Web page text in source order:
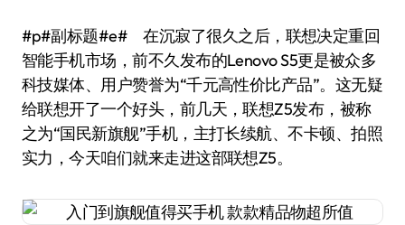
#p#副标题#e# 在沉寂了很久之后，联想决定重回
智能手机市场，前不久发布的Lenovo S5更是被众多
科技媒体、用户赞誉为“千元高性价比产品”。这无疑
给联想开了一个好头，前几天，联想Z5发布，被称
之为“国民新旗舰”手机，主打长续航、不卡顿、拍照
实力，今天咱们就来走进这部联想Z5。